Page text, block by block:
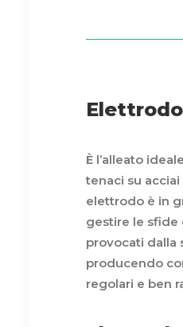
Elettrodo
È l’alleato
tenaci su
elettrodo è in
gestire le sfide
provocati dalla
producendo
regolari e ben